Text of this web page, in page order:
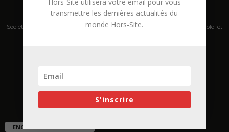
Société de presse, plateforme de mise en relation sur les marchés B2B, emploi et
ENCORE PLUS D'ARTICLES
transmettre les dernières actualités du
monde Hors-Site.
S'inscrire